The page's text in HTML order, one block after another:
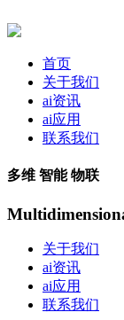
首页
关于我们
ai资讯
ai应用
联系我们
多维 智能 物联
关于我们
ai资讯
ai应用
联系我们